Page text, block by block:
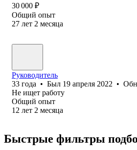
30 000 ₽
Общий опыт
27 лет 2 месяца
Руководитель
33 года • Был 19 апреля 2022 •
Не ищет работу
Общий опыт
12 лет 2 месяца
Быстрые фильтры